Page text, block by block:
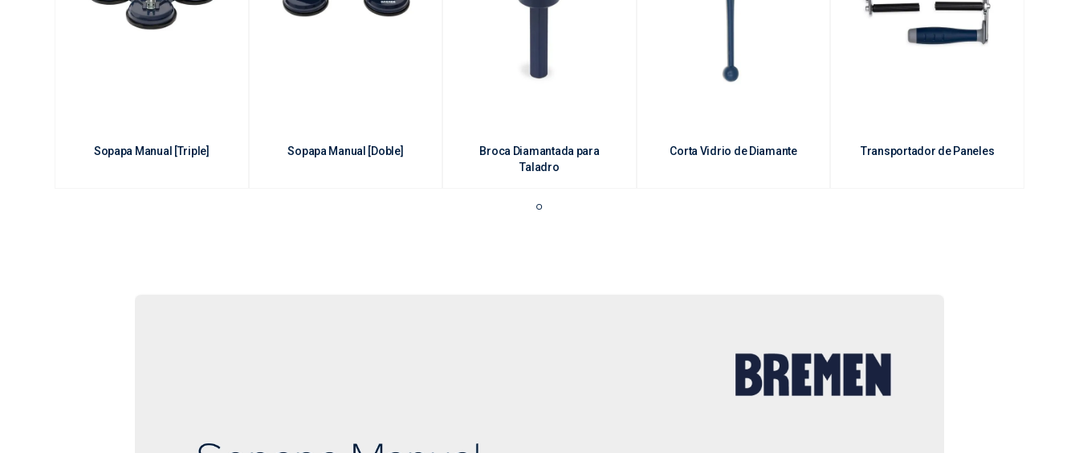
Sopapa Manual [Triple] Sopapa Manual [Doble]
Broca Diamantada para
Taladro
Corta Vidrio de Diamante Transportador de Paneles